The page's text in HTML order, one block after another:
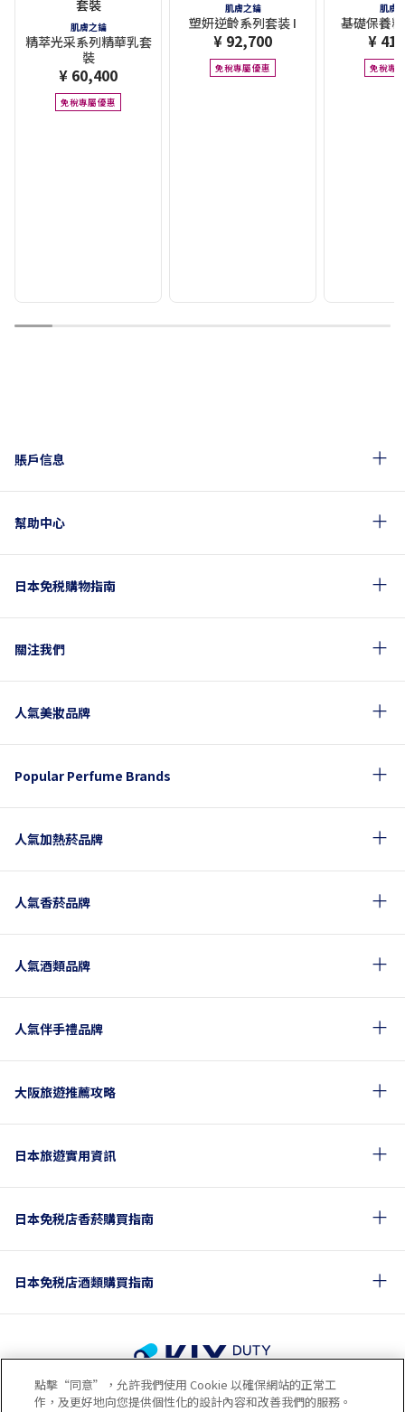
肌膚之鑰
精萃光采系列精華乳套
裝
¥ 60,400
免稅專屬優惠
肌膚之鑰
塑妍逆齡系列套装 I
¥ 92,700
免稅專屬優惠
肌膚
基礎保養
¥
免稅專
1 2 3 4 5 6 7 8 9 10
賬戶信息
幫助中心
日本免税購物指南
關注我們
人氣美妝品牌
Popular Perfume Brands
人氣加熱菸品牌
人氣香菸品牌
人氣酒類品牌
人氣伴手禮品牌
大阪旅遊推薦攻略
日本旅遊實用資訊
日本免税店香菸購買指南
日本免税店酒類購買指南
使用條款 隱私政策
Cookie政策
點擊“同意”，允許我們使用 Cookie 以確保網站的正常工
作，及更好地向您提供個性化的設計內容和改善我們的服務。